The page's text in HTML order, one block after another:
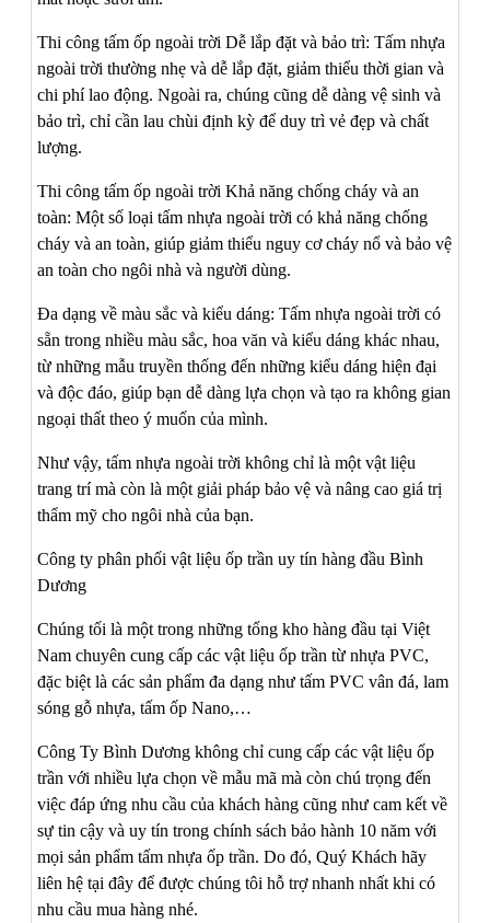
Thi công tấm ốp ngoài trời Dễ lắp đặt và bảo trì: Tấm nhựa
ngoài trời thường nhẹ và dễ lắp đặt, giảm thiểu thời gian và
chi phí lao động. Ngoài ra, chúng cũng dễ dàng vệ sinh và
bảo trì, chỉ cần lau chùi định kỳ để duy trì vẻ đẹp và chất
lượng.
Thi công tấm ốp ngoài trời Khả năng chống cháy và an
toàn: Một số loại tấm nhựa ngoài trời có khả năng chống
cháy và an toàn, giúp giảm thiểu nguy cơ cháy nổ và bảo vệ
an toàn cho ngôi nhà và người dùng.
Đa dạng về màu sắc và kiểu dáng: Tấm nhựa ngoài trời có
sẵn trong nhiều màu sắc, hoa văn và kiểu dáng khác nhau,
từ những mẫu truyền thống đến những kiểu dáng hiện đại
và độc đáo, giúp bạn dễ dàng lựa chọn và tạo ra không gian
ngoại thất theo ý muốn của mình.
Như vậy, tấm nhựa ngoài trời không chỉ là một vật liệu
trang trí mà còn là một giải pháp bảo vệ và nâng cao giá trị
thẩm mỹ cho ngôi nhà của bạn.
Công ty phân phối vật liệu ốp trần uy tín hàng đầu Bình
Dương
Chúng tối là một trong những tổng kho hàng đầu tại Việt
Nam chuyên cung cấp các vật liệu ốp trần từ nhựa PVC,
đặc biệt là các sản phẩm đa dạng như tấm PVC vân đá, lam
sóng gỗ nhựa, tấm ốp Nano,…
Công Ty Bình Dương không chỉ cung cấp các vật liệu ốp
trần với nhiều lựa chọn về mẫu mã mà còn chú trọng đến
việc đáp ứng nhu cầu của khách hàng cũng như cam kết về
sự tin cậy và uy tín trong chính sách bảo hành 10 năm với
mọi sản phẩm tấm nhựa ốp trần. Do đó, Quý Khách hãy
liên hệ tại đây để được chúng tôi hỗ trợ nhanh nhất khi có
nhu cầu mua hàng nhé.